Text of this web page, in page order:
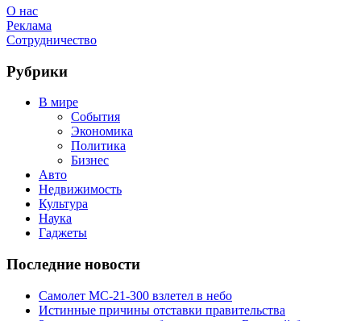
О нас
Реклама
Сотрудничество
Рубрики
В мире
События
Экономика
Политика
Бизнес
Авто
Недвижимость
Культура
Наука
Гаджеты
Последние новости
Самолет МС-21-300 взлетел в небо
Истинные причины отставки правительства